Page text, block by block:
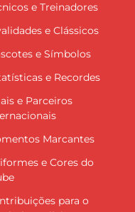
e Treinadores
e Clássicos
e Símbolos
e Recordes
e Parceiros
Marcantes
e Cores do
para o